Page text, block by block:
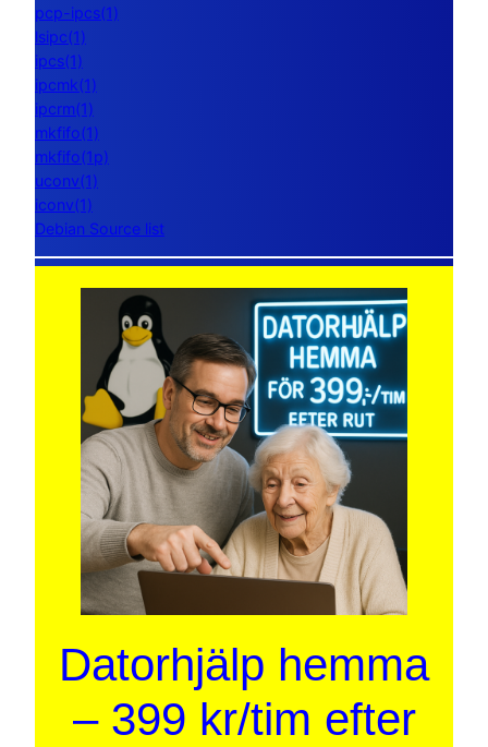
pcp-ipcs(1)
lsipc(1)
ipcs(1)
ipcmk(1)
ipcrm(1)
mkfifo(1)
mkfifo(1p)
uconv(1)
iconv(1)
Debian Source list
Datorhjälp hemma
– 399 kr/tim efter